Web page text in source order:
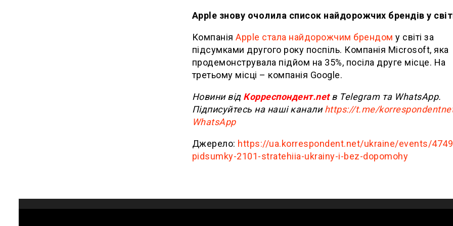
Apple знову очолила список найдорожчих брендів у
Компанія Apple стала найдорожчим брендом у світі за
підсумками другого року поспіль. Компанія Microsoft, яка
продемонструвала підйом на 35%, посіла друге місце. На
третьому місці – компанія Google.
Новини відКорреспондент.netв Telegram та WhatsApp.
Підписуйтесь на наші каналиhttps://t.me/
WhatsApp
Джерело: https://ua.korrespondent.net/ukraine/events/
pidsumky-2101-stratehiia-ukrainy-i-bez-dopomohy